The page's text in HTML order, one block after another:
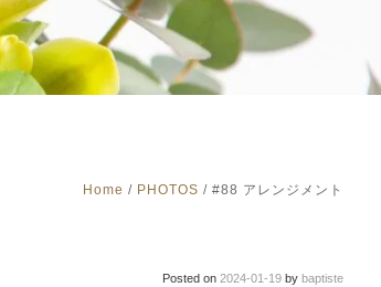
Home / PHOTOS / #88 アレンジメント
Posted on 2024-01-19by baptiste